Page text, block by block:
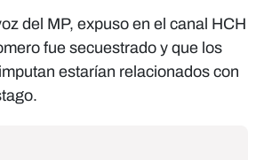
del MP, expuso en el canal HCH
fue secuestrado y que los
estarían relacionados con